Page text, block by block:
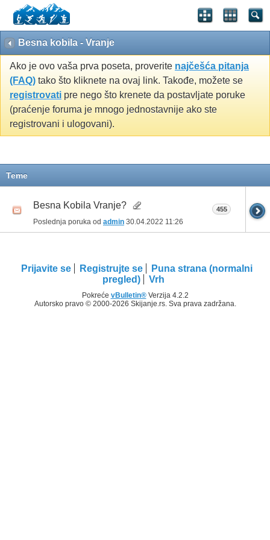
Besna kobila - Vranje
Ako je ovo vaša prva poseta, proverite najčešća pitanja
(FAQ) tako što kliknete na ovaj link. Takođe, možete se
registrovati pre nego što krenete da postavljate poruke
(praćenje foruma je mnogo jednostavnije ako ste
registrovani i ulogovani).
Teme
Besna Kobila Vranje?
Poslednja poruka od admin 30.04.2022 11:26
455
Prijavite se Registrujte se
Puna strana (normalni
pregled)
Vrh
Pokreće vBulletin®Verzija 4.2.2
Autorsko pravo © 2000-2026 Skijanje.rs. Sva prava zadržana.